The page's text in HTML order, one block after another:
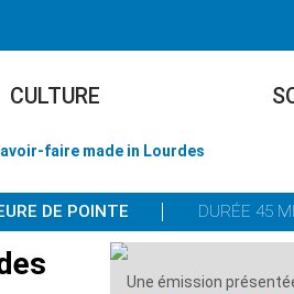
CULTURE
faire made in Lourdes
DE POINTE DURÉE 45
Une émission